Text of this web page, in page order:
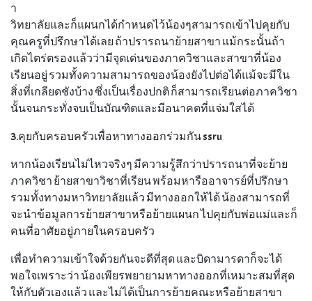
า
วิทยาลัยและก็แผนกได้กำหนดไว้น้องๆสามารถเข้าไปคุยกับ
คุณครูที่ปรึกษาได้เลย ถ้าปรารถนาย้ายสาขา แม้กระนั้นถ้า
เกิดไตร่ตรองแล้วว่ามีจุดเด่นของภาควิชาและสาขาที่น้อง
เรียนอยู่ รวมทั้งความสามารถของน้องยังไปต่อได้แม้จะมีใน
สิ่งที่เกลียดชังบ้าง ซึ่งเป็นเรื่องปกติ ก็สามารถเรียนต่อภาควิชา
นั้นจนกระทั่งจบเป็นบัณฑิตและมีอนาคตที่แจ่มใสได้
3.คุยกับครอบครัวเพื่อหาทางออกร่วมกัน ssru
หากน้องเรียนไม่ไหวจริงๆ มีความรู้สึกว่าปรารถนาที่จะย้าย
ภาควิชา ย้ายสาขาวิชาที่เรียน พร้อมหารืออาจารย์ที่ปรึกษา
รวมทั้งทางมหาวิทยาลัยแล้ว มีทางออกให้ได้ น้องสามารถที่
จะนำข้อมูลการย้ายสาขาหรือย้ายแผนก ไปคุยกับพ่อแม่และก็
คนที่อาศัยอยู่ภายในครอบครัว
เพื่อทำความเข้าใจด้วยกันจะดีที่สุด และบิดามารดาก็จะได้
พอใจเพราะว่า น้องเพียรพยายามหาทางออกที่เหมาะสมที่สุด
ให้กับตัวเองแล้ว และไม่ได้เป็นการย้ายคณะหรือย้ายสาขา